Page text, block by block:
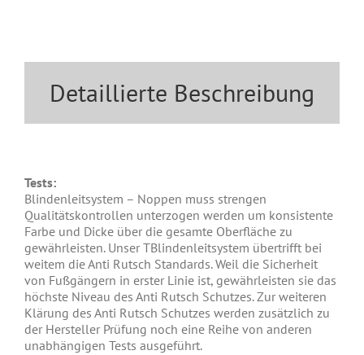
Detaillierte Beschreibung
Tests:
Blindenleitsystem – Noppen muss strengen
Qualitätskontrollen unterzogen werden um konsistente
Farbe und Dicke über die gesamte Oberfläche zu
gewährleisten. Unser TBlindenleitsystem übertrifft bei
weitem die Anti Rutsch Standards. Weil die Sicherheit
von Fußgängern in erster Linie ist, gewährleisten sie das
höchste Niveau des Anti Rutsch Schutzes. Zur weiteren
Klärung des Anti Rutsch Schutzes werden zusätzlich zu
der Hersteller Prüfung noch eine Reihe von anderen
unabhängigen Tests ausgeführt.